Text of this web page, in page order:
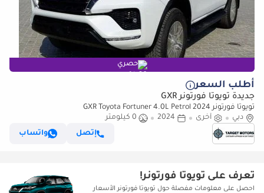
حصري
أطلب السعر
جديدة تويوتا فورتونر GXR
تويوتا فورتونر GXR Toyota Fortuner 4.0L Petrol 2024
دبي
أخرى 2024
0 كيلومتر
إتصل
واتساب
تعرف على تويوتا فورتونر!
احصل على معلومات مفصلة حول تويوتا فورتونر الأسعار